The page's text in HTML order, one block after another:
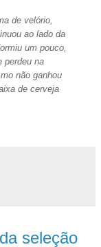
de velório,
ao lado da
um pouco,
perdeu na
não ganhou
de cerveja
seleção